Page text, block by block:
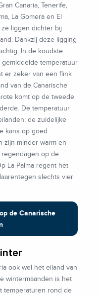
Canaria, Tenerife,
La Gomera en El
ze liggen dichter bij
Dankzij deze ligging
In de koudste
gemiddelde temperatuur
er zeker van een flink
van de Canarische
komt op de tweede
De temperatuur
de zuidelijke
kans op goed
zijn minder warm en
op de
La Palma regent het
slechts vier
de Canarische
ook wel het eiland van
wintermaanden is het
temperaturen rond de